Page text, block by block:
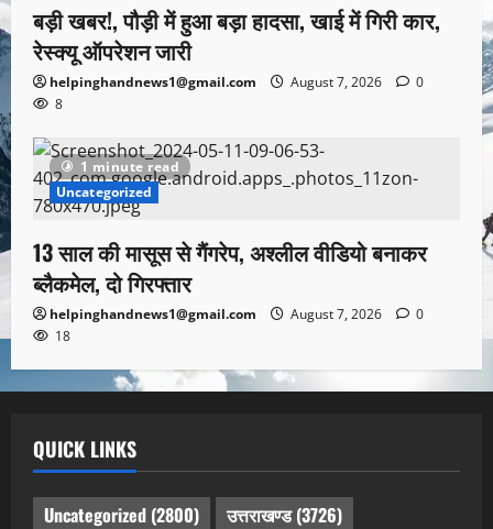
बड़ी खबर!, पौड़ी में हुआ बड़ा हादसा, खाई में गिरी कार,
रेस्क्यू ऑपरेशन जारी
helpinghandnews1@gmail.com August 7, 2026
0
8
1 minute read
Uncategorized
13 साल की मासूस से गैंगरेप, अश्लील वीडियो बनाकर
ब्लैकमेल, दो गिरफ्तार
helpinghandnews1@gmail.com August 7, 2026
0
18
QUICK LINKS
Uncategorized (2800) उत्तराखण्ड(3726)